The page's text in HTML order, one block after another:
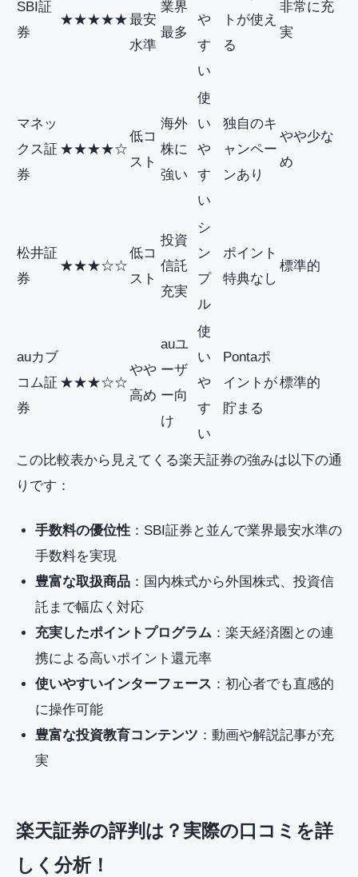
SBI証
券
★★★★★最安
水準
業界
最多
や
す
い
トが使え
る
非常に充
実
マネッ
クス証
券
★★★★☆
低コ
スト
海外
株に
強い
使
い
や
す
い
独自のキ
ャンペー
ンあり
やや少な
め
松井証
券
★★★☆☆
低コ
スト
投資
信託
充実
シ
ン
プ
ル
ポイント
特典なし
標準的
auカブ
コム証
券
★★★☆☆
やや
高め
auユ
ーザ
ー向
け
使
い
や
す
い
Pontaポ
イントが
貯まる
標準的
この比較表から見えてくる楽天証券の強みは以下の通
りです：
手数料の優位性：SBI証券と並んで業界最安水準の
手数料を実現
豊富な取扱商品：国内株式から外国株式、投資信
託まで幅広く対応
充実したポイントプログラム ：楽天経済圏との連
携による高いポイント還元率
使いやすいインターフェース ：初心者でも直感的
に操作可能
豊富な投資教育コンテンツ ：動画や解説記事が充
実
楽天証券の評判は？実際の口コミを詳
しく分析！